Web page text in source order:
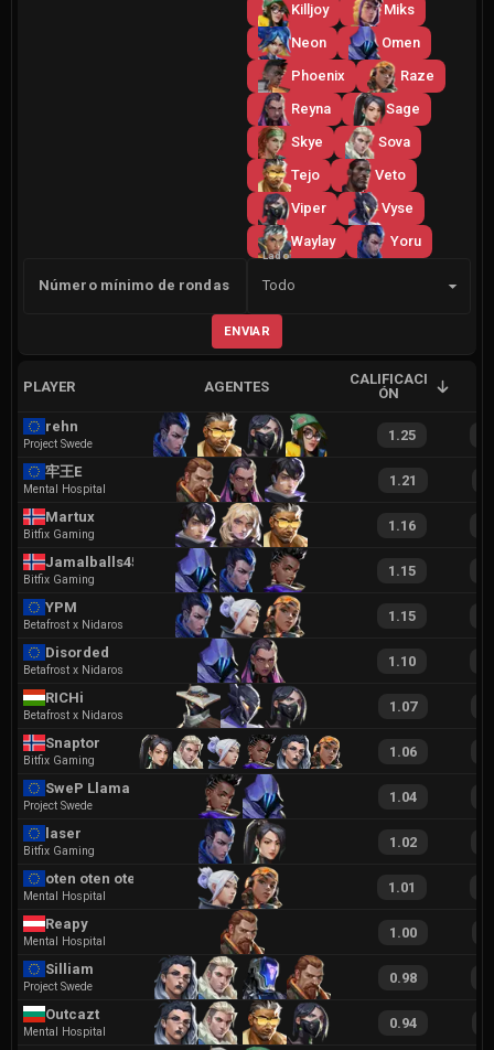
Killjoy
Miks
Neon
Omen
Phoenix
Raze
Reyna
Sage
Skye
Sova
Tejo
Veto
Viper
Vyse
Waylay
Yoru
Número mínimo de rondas
Lado
Todo
ENVIAR
PLAYER AGENTES
CALIFICACI
ÓN
rehn
Project Swede
1.25
牢王E
Mental Hospital
1.21
Martux
Bitfix Gaming
1.16
Jamalballs45
Bitfix Gaming
1.15
YPM
Betafrost x Nidaros
1.15
Disorded
Betafrost x Nidaros
1.10
RICHi
Betafrost x Nidaros
1.07
Snaptor
Bitfix Gaming
1.06
SweP Llama
Project Swede
1.04
laser
Bitfix Gaming
1.02
oten oten oten
Mental Hospital
1.01
Reapy
Mental Hospital
1.00
Silliam
Project Swede
0.98
Outcazt
Mental Hospital
0.94